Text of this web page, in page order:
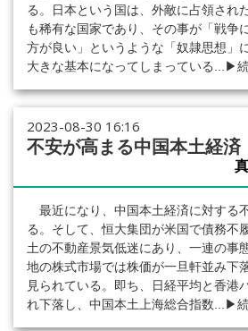
る。日本という国は、外敵に占領され
も稀有な国家であり、その事が「戦争
方が良い」というような「奴隷思想」
大きな基本になってしまっている...
▶
2023-08-30 16:16
不安が高まる中国本土経済
最近になり、中国本土経済に対する
る。そして、恒大集団が米国で債務不
土の不動産景気低迷にあり、一連の事
地の株式市場では株価が一旦軒並み下
見られている。即ち、日経平均と香港
れ下落し、中国本土上海総合指数...
▶